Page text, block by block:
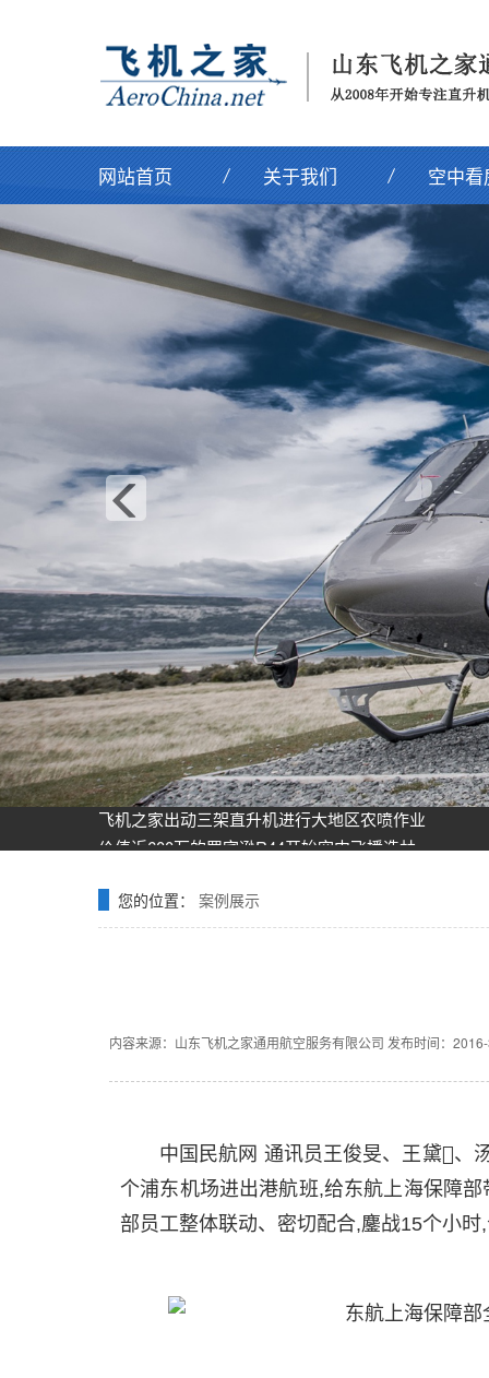
网站首页 关于我们 空中看
飞机之家龙虎山清明节踏青之旅正式开启
飞机之家空中广告引爆山西吕梁中阳县上空
飞机之家集团正式签约独家承包运营新疆玉其塔什景
阳泉一架价值500多万的红色罗宾逊直升机开展静展活
济南一小伙新婚现场，租价值500多万的直升机助阵
张家口直升机草原天路空中旅游正式开启
飞机之家出动三架直升机进行大地区农喷作业
价值近600万的罗宾逊R44开始空中飞播造林
花漾九江-追浔清明-最美人间四月天-去庐山西海踏青
飞机之家龙虎山清明节踏青之旅正式开启
您的位置： 案例展示
内容来源：山东飞机之家通用航空服务有限公司 发布时间：
中国民航网 通讯员王俊旻、王黛、
个浦东机场进出港航班,给东航上海保障
部员工整体联动、密切配合,鏖战15个小